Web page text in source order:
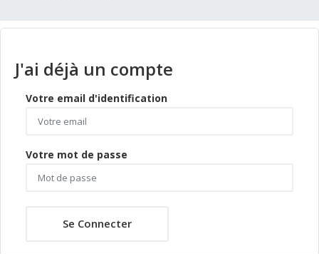
J'ai déjà un compte
Votre email d'identification
Votre mot de passe
Se Connecter